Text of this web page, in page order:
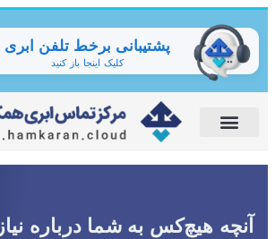
پشتیبانی برخط تلفن ابری
کلیک اینجا باز کنید
آنچه هیچ‌کس به شما درباره